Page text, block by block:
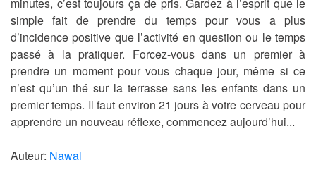
minutes, c’est toujours ça de pris. Gardez à l’esprit que le
simple fait de prendre du temps pour vous a plus
d’incidence positive que l’activité en question ou le temps
passé à la pratiquer. Forcez-vous dans un premier à
prendre un moment pour vous chaque jour, même si ce
n’est qu’un thé sur la terrasse sans les enfants dans un
premier temps. Il faut environ 21 jours à votre cerveau pour
apprendre un nouveau réflexe, commencez aujourd’hui...
Auteur: Nawal